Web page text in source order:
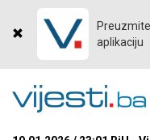
Preuzmite
aplikaciju